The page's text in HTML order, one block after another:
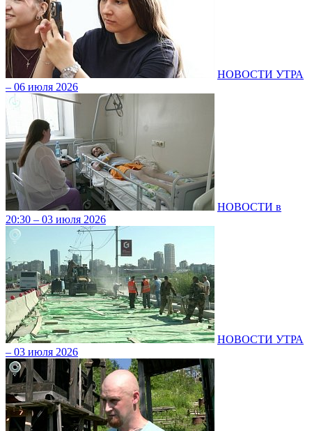
НОВОСТИ УТРА
– 06 июля 2026
НОВОСТИ в
20:30 – 03 июля 2026
НОВОСТИ УТРА
– 03 июля 2026